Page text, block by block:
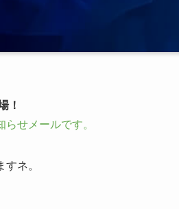
！
せメールです。
ネ。